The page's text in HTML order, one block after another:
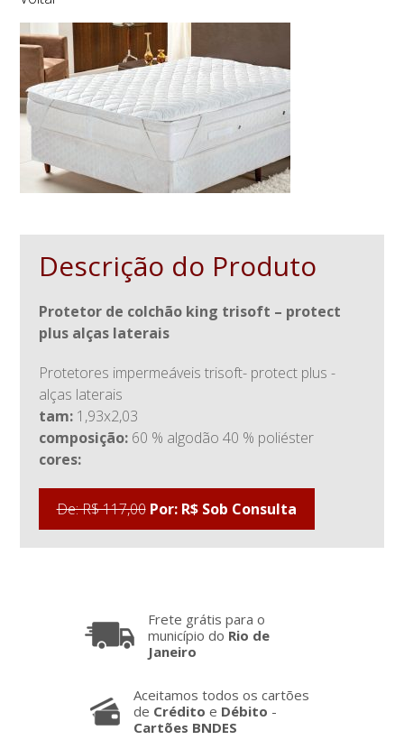
Descrição do Produto
protetor de colchão king trisoft – protect
plus alças laterais
protetores impermeáveis trisoft- protect plus -
alças laterais
tam:1,93x2,03
composição:60 % algodão 40 % poliéster
cores:
De: R$ 117,00 Por: R$ Sob Consulta
Frete grátis para o
município do Rio de
Janeiro
Aceitamos todos os cartões
de Crédito e Débito -
Cartões BNDES